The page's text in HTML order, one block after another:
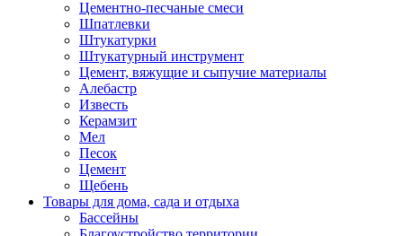
Цементно-песчаные смеси
Шпатлевки
Штукатурки
Штукатурный инструмент
Цемент, вяжущие и сыпучие материалы
Алебастр
Известь
Керамзит
Мел
Песок
Цемент
Щебень
Товары для дома, сада и отдыха
Бассейны